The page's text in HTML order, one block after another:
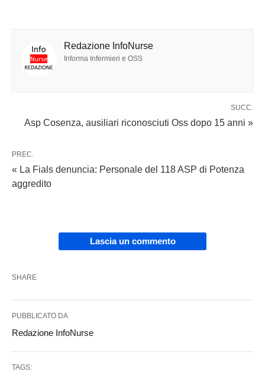
Redazione InfoNurse
Informa Infermieri e OSS
SUCC.
Asp Cosenza, ausiliari riconosciuti Oss dopo 15 anni »
PREC.
« La Fials denuncia: Personale del 118 ASP di Potenza
aggredito
Lascia un commento
SHARE
PUBBLICATO DA
Redazione InfoNurse
TAGS: